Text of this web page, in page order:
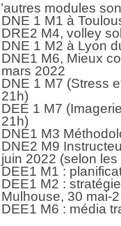
modules
DNE 1 M1 à
DRE2 M4, volley
DNE 1 M2 à Lyon
DNE1 M6, Mieux
mars 2022
DNE 1 M7 (Stress
21h)
DEE 1 M7
21h)
DNE1 M3
DNE2 M9
juin 2022 (selon
DEE1 M1 :
DEE1 M2 :
Mulhouse, 30 mai-
DEE1 M6 : média